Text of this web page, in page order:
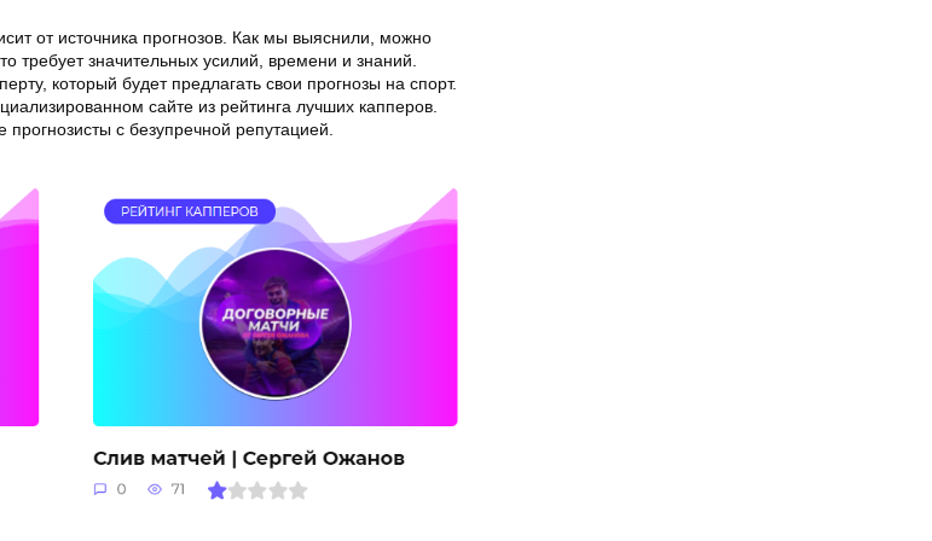
от источника прогнозов. Как мы выяснили, можно
требует значительных усилий, времени и знаний.
который будет предлагать свои прогнозы на спорт.
сайте из рейтинга лучших капперов.
с безупречной репутацией.